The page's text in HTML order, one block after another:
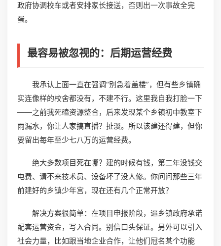
政府协调校车或者安排家长接送，否则出一次事故全完
蛋。
最容易被忽视的：后期运营经费
我承认上面一直在强调“别急着盖楼”，但有些乡镇确
实连像样的校舍都没有，不建不行。这里我自我打脸一下
——之前我死磕资源整合，后来发现某个乡镇初中教室下
雨漏水，你让人家搞直播？扯淡。所以该建还得建，但你
要留出每年至少七八万的运营经费。
绝大多数项目死在哪？建的时候有钱，第二年没钱交
电费、请不来技术员、设备坏了没人修。你问问那些三年
前建好的乡镇少年宫，现在还有几个正常开放？
解决方案很简单：在项目申报阶段，逼乡镇政府承诺
配套运营资金，写入合同。别信口头保证。另外可以引入
社会力量，比如跟当地企业合作，让他们冠名某个功能